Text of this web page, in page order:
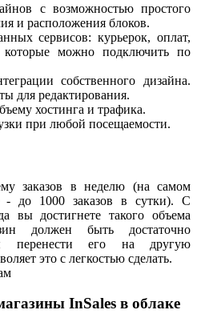
с возможностью простого
и расположения блоков.
сервисов: курьерок, оплат,
которые можно подключить по
собственного дизайна.
для редактирования.
хостинга и трафика.
при любой посещаемости.
заказов в неделю (на самом
- до 1000 заказов в сутки). С
вы достигнете такого объема
должен быть достаточно
перенести его на другую
это с легкостью сделать.
InSales в облаке